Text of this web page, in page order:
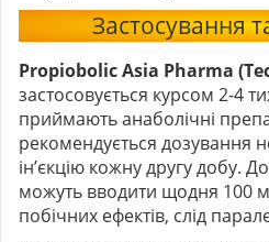
Застосування
PropiobolicAsia Pharma
застосовується курсом 2-4
приймають анаболічні
рекомендується дозування
ін’єкцію кожну другу добу.
можуть вводити щодня 100
побічних ефектів, слід